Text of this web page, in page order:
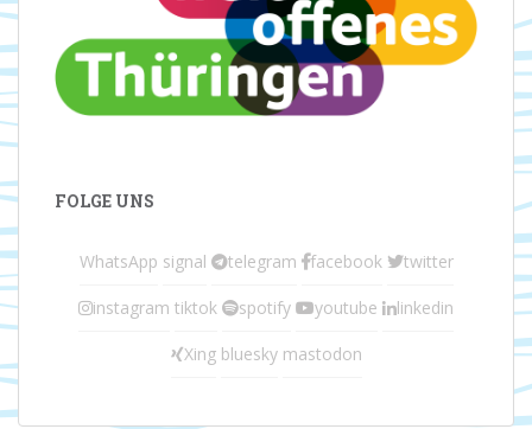
FOLGE UNS
WhatsApp signal telegram facebook twitter
instagram tiktok spotify youtube linkedin
Xing bluesky mastodon